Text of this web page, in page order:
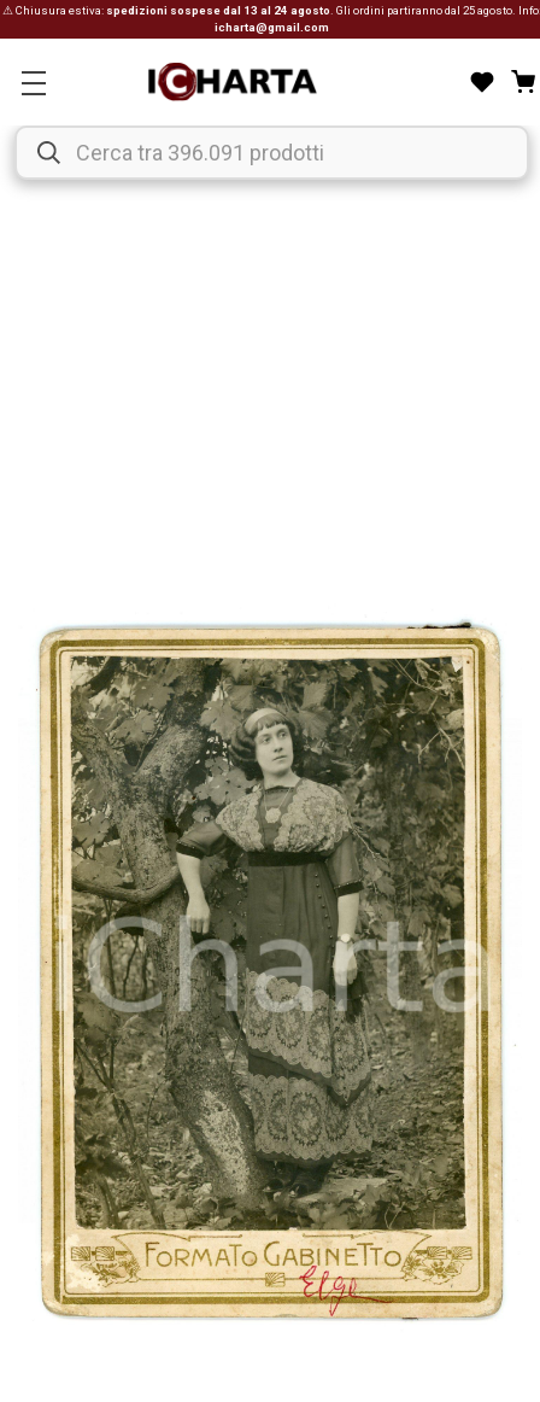
⚠ Chiusura estiva: spedizioni sospese dal 13 al 24 agosto . Gli ordini partiranno dal 25 agosto. Info:
icharta@gmail.com